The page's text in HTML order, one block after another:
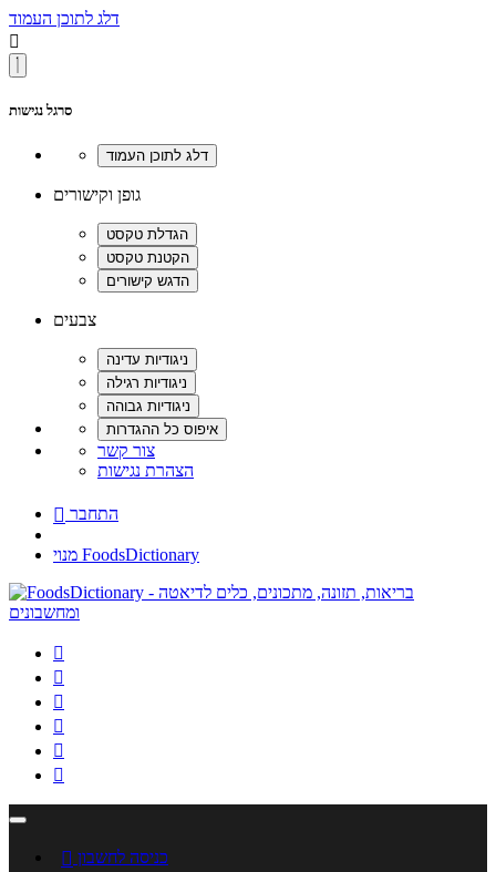
דלג לתוכן העמוד

סרגל נגישות
גופן וקישורים
צבעים
צור קשר
הצהרת נגישות
 התחבר
מנוי FoodsDictionary






 כניסה לחשבון